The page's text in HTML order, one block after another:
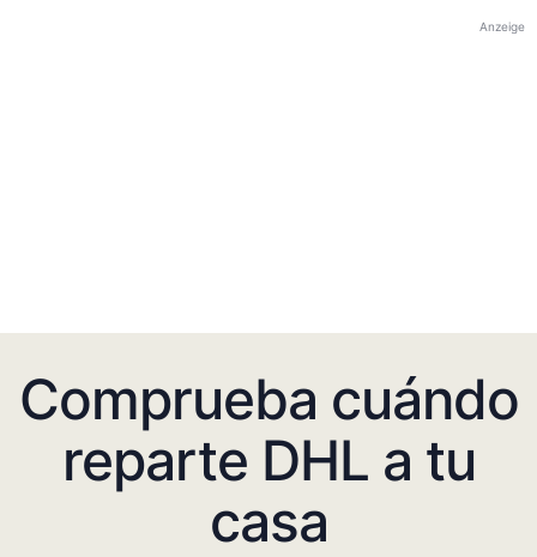
Anzeige
Comprueba cuándo
reparte DHL a tu
casa